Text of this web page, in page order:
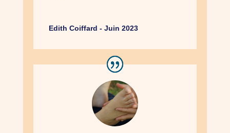
Edith Coiffard - Juin 2023